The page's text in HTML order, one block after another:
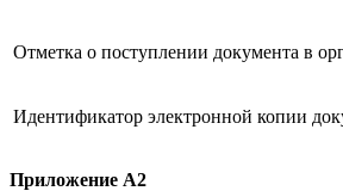
Отметка о поступлении документа в
Идентификатор электронной копии
Приложение А2